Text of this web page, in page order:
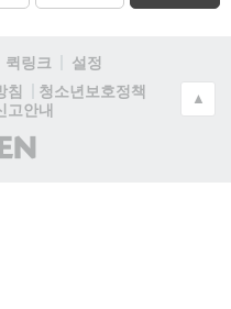
퀵링크
설정
침
청소년보호정책
고안내
)
▲